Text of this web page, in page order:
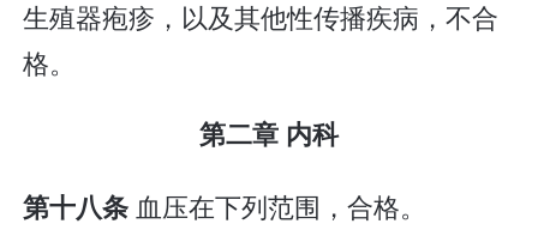
生殖器疱疹，以及其他性传播疾病，不合
格。
第二章 内科
第十八条 血压在下列范围，合格。